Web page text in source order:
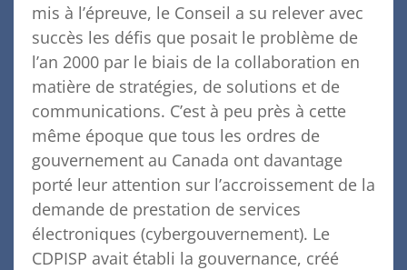
mis à l’épreuve, le Conseil a su relever avec
succès les défis que posait le problème de
l’an 2000 par le biais de la collaboration en
matière de stratégies, de solutions et de
communications. C’est à peu près à cette
même époque que tous les ordres de
gouvernement au Canada ont davantage
porté leur attention sur l’accroissement de la
demande de prestation de services
électroniques (cybergouvernement). Le
CDPISP avait établi la gouvernance, créé